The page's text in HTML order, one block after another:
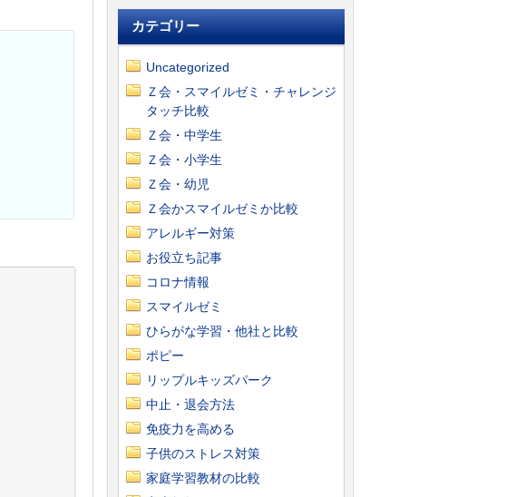
カテゴリー
Uncategorized
Ｚ会・スマイルゼミ・チャレンジ
タッチ比較
Ｚ会・中学生
Ｚ会・小学生
Ｚ会・幼児
Ｚ会かスマイルゼミか比較
アレルギー対策
お役立ち記事
コロナ情報
スマイルゼミ
ひらがな学習・他社と比較
ポピー
リップルキッズパーク
中止・退会方法
免疫力を高める
子供のストレス対策
家庭学習教材の比較